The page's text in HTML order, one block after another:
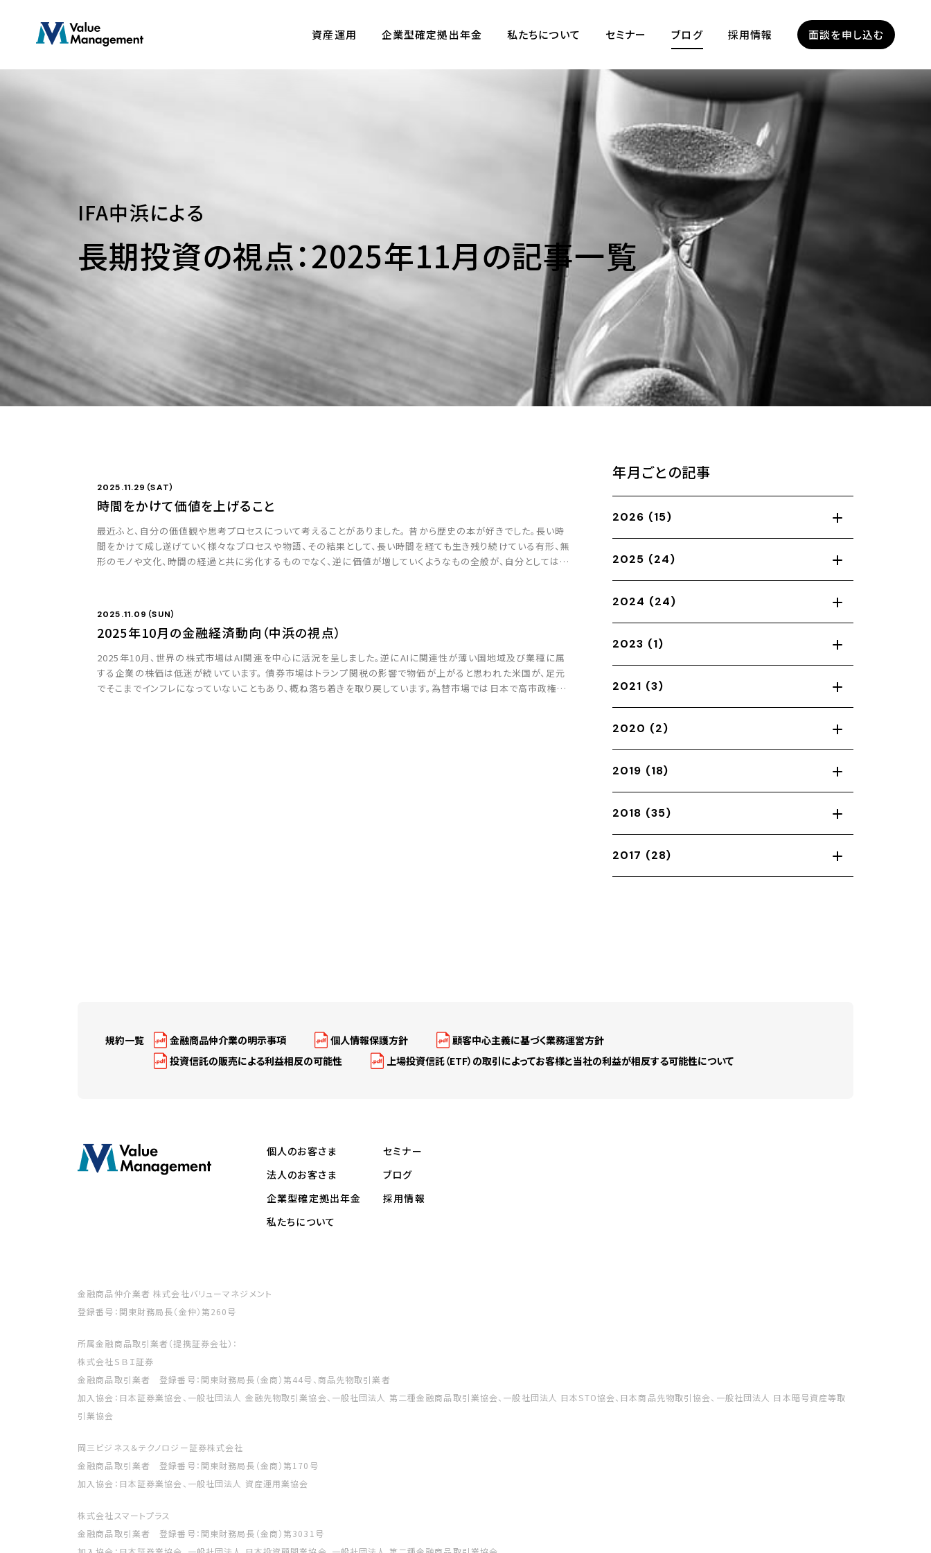
資産運用 企業型確定拠出年金 私たちについて セミナー ブログ 採用情報 面談を申し込む
IFA中浜による
長期投資の視点：2025年11月の記事一覧
2025.11.29（SAT）
時間をかけて価値を上げること
最近ふと、自分の価値観や思考プロセスについて考えることがありました。 昔から歴史の本が好きでした。長い時
間をかけて成し遂げていく様々なプロセスや物語、その結果として、長い時間を経ても生き残り続けている有形、無
形のモノや文化、時間の経過と共に劣化するものでなく、逆に価値が増していくようなもの全般が、自分としては好
2025.11.09（SUN）
2025年10月の金融経済動向（中浜の視点）
2025年10月、世界の株式市場はAI関連を中心に活況を呈しました。逆にAIに関連性が薄い国地域及び業種に属
する企業の株価は低迷が続いています。 債券市場はトランプ関税の影響で物価が上がると思われた米国が、足元
でそこまでインフレになっていないこともあり、概ね落ち着きを取り戻しています。為替市場では日本で高市政権が
年月ごとの記事
2026 (15)
2025 (24)
2024 (24)
2023 (1)
2021 (3)
2020 (2)
2019 (18)
2018 (35)
2017 (28)
規約一覧 金融商品仲介業の明示事項 個人情報保護方針
顧客中心主義に基づく業務運営方針
投資信託の販売による利益相反の可能性
上場投資信託（ETF）の取引によってお客様と当社の利益が相反する可能性について
個人のお客さま
法人のお客さま
企業型確定拠出年金
私たちについて
セミナー
ブログ
採用情報
金融商品仲介業者 株式会社バリューマネジメント
登録番号：関東財務局長（金仲）第260号
所属金融商品取引業者（提携証券会社）：
株式会社ＳＢＩ証券
金融商品取引業者 登録番号：関東財務局長（金商）第44号、商品先物取引業者
加入協会：日本証券業協会、一般社団法人 金融先物取引業協会、一般社団法人 第二種金融商品取引業協会、一般社団法人 日本STO協会、日本商品先物取引協会、一般社団法人 日本暗号資産等取
引業協会
岡三ビジネス＆テクノロジー証券株式会社
金融商品取引業者 登録番号：関東財務局長（金商）第170号
加入協会：日本証券業協会、一般社団法人 資産運用業協会
株式会社スマートプラス
金融商品取引業者 登録番号：関東財務局長（金商）第3031号